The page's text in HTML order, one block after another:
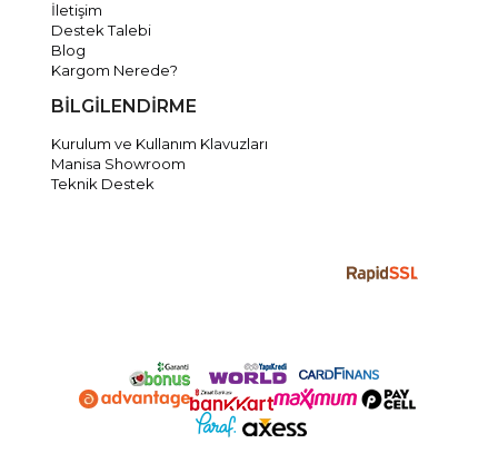
İletişim
Destek Talebi
Blog
Kargom Nerede?
BİLGİLENDİRME
Kurulum ve Kullanım Klavuzları
Manisa Showroom
Teknik Destek